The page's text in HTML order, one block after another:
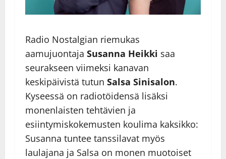
Radio Nostalgian riemukas
aamujuontaja Susanna Heikki saa
seurakseen viimeksi kanavan
keskipäivistä tutun Salsa Sinisalon.
Kyseessä on radiotöidensä lisäksi
monenlaisten tehtävien ja
esiintymiskokemusten koulima kaksikko:
Susanna tuntee tanssilavat myös
laulajana ja Salsa on monen muotoiset